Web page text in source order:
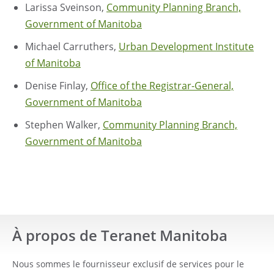
Larissa Sveinson, Community Planning Branch,
Government of Manitoba
Michael Carruthers, Urban Development Institute
of Manitoba
Denise Finlay, Office of the Registrar-General,
Government of Manitoba
Stephen Walker, Community Planning Branch,
Government of Manitoba
À propos de Teranet Manitoba
Nous sommes le fournisseur exclusif de services pour le